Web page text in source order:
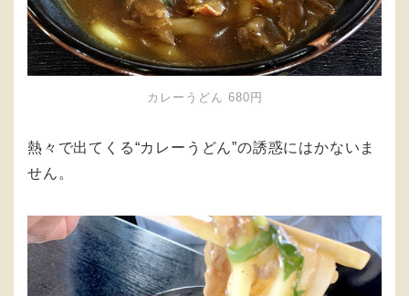
カレーうどん 680円
熱々で出てくる“カレーうどん”の誘惑にはかないま
せん。